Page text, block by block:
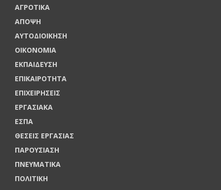
ΑΓΡΟΤΙΚΑ
ΑΠΟΨΗ
ΑΥΤΟΔΙΟΙΚΗΣΗ
ΟΙΚΟΝΟΜΙΑ
ΕΚΠΑΙΔΕΥΣΗ
ΕΠΙΚΑΙΡΟΤΗΤΑ
ΕΠΙΧΕΙΡΗΣΕΙΣ
ΕΡΓΑΣΙΑΚΑ
ΕΣΠΑ
ΘΕΣΕΙΣ ΕΡΓΑΣΙΑΣ
ΠΑΡΟΥΣΙΑΣΗ
ΠΝΕΥΜΑΤΙΚΑ
ΠΟΛΙΤΙΚΗ